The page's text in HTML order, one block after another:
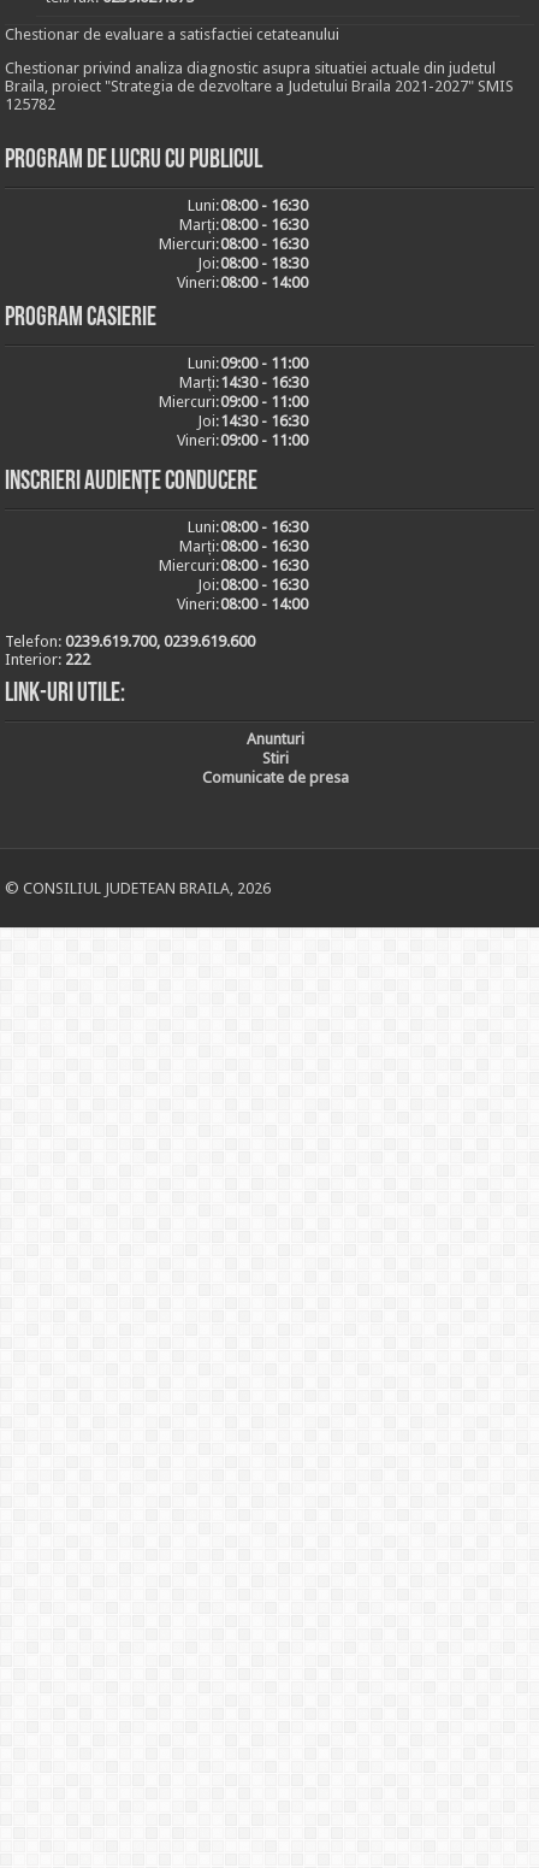
Chestionar de evaluare a satisfactiei cetateanului
Chestionar privind analiza diagnostic asupra situatiei actuale din judetul
Braila, proiect "Strategia de dezvoltare a Judetului Braila 2021-2027" SMIS
125782
Program de lucru cu publicul
Luni:08:00 - 16:30
Marți:08:00 - 16:30
Miercuri:08:00 - 16:30
Joi:08:00 - 18:30
Vineri:08:00 - 14:00
Program casierie
Luni:09:00 - 11:00
Marți:14:30 - 16:30
Miercuri:09:00 - 11:00
Joi:14:30 - 16:30
Vineri:09:00 - 11:00
Inscrieri audiențe conducere
Luni:08:00 - 16:30
Marți:08:00 - 16:30
Miercuri:08:00 - 16:30
Joi:08:00 - 16:30
Vineri:08:00 - 14:00
Telefon:0239.619.700, 0239.619.600
Interior: 222
Link-uri utile:
Anunturi
Stiri
Comunicate de presa
© CONSILIUL JUDETEAN BRAILA, 2026